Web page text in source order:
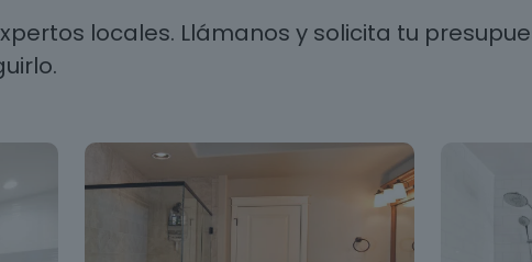
locales. Llámanos y solicita tu